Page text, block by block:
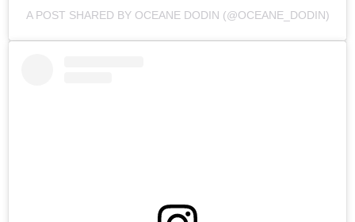
A POST SHARED BY OCEANE DODIN (@OCEANE_DODIN)